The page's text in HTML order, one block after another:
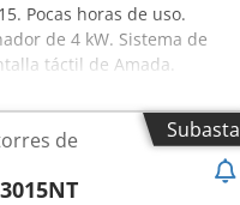
Pocas horas de uso.
de 4 kW. Sistema de
táctil de Amada.
en muy buenas
adicional sobre esta
rotatorio.
Subasta
de